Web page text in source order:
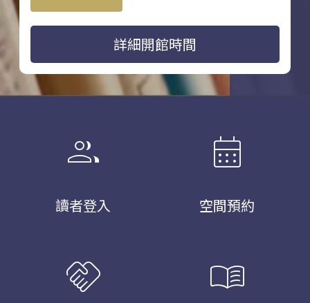
詳細開館時間
group
讀者登入
calendar_month
空間預約
handshake menu_book